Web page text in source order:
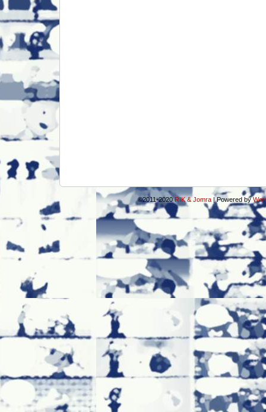
©2011-2020RIK & Jomra |Powered by